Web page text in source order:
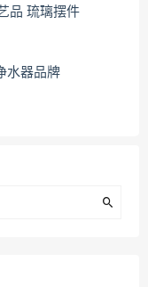
品 琉璃摆件
水器品牌